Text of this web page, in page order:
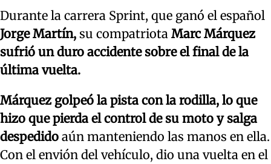
Durante la carrera Sprint, que ganó el español
Jorge Martín, su compatriota Marc Márquez
sufrió un duro accidente sobre el final de la
última vuelta.
Márquez golpeó la pista con la rodilla, lo que
hizo que pierda el control de su moto y salga
despedido aún manteniendo las manos en ella.
Con el envión del vehículo, dio una vuelta en el